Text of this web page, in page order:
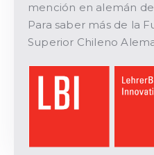
mención en alemán
Para saber más de la
Superior Chileno